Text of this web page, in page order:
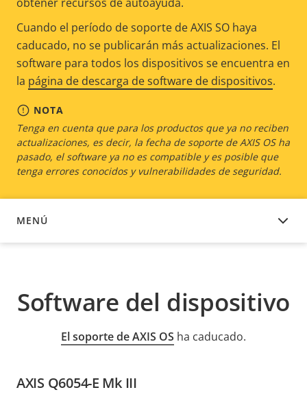
Cuando el período de soporte de AXIS SO haya
caducado, no se publicarán más actualizaciones. El
software para todos los dispositivos se encuentra en
la página de descarga de software de dispositivos.
NOTA
Tenga en cuenta que para los productos que ya no reciben
actualizaciones, es decir, la fecha de soporte de AXIS OS ha
pasado, el software ya no es compatible y es posible que
tenga errores conocidos y vulnerabilidades de seguridad.
MENÚ
SOFTWARE DEL DISPOSITIVO
Software del dispositivo
El soporte de AXIS OS ha caducado.
AXIS Q6054-E Mk III